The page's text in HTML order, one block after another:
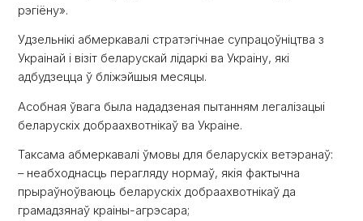
рэгіёну».
Удзельнікі абмеркавалі стратэгічнае супрацоўніцтва з
Украінай і візіт беларускай лідаркі ва Украіну, які
адбудзецца ў бліжэйшыя месяцы.
Асобная ўвага была нададзеная пытанням легалізацыі
беларускіх добраахвотнікаў ва Украіне.
Таксама абмеркавалі ўмовы для беларускіх ветэранаў:
– неабходнасць перагляду нормаў, якія фактычна
прыраўноўваюць беларускіх добраахвотнікаў да
грамадзянаў краіны-агрэсара;